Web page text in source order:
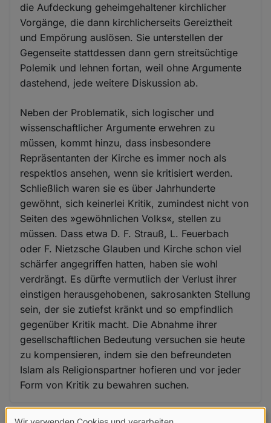
die Aufdeckung geheimgehaltener kirchlicher
Vorgänge, die dann kirchlicherseits Gereiztheit
und Empörung auslösen. Sie unterstellen der
Gegenseite stattdessen dann gern streitsüchtige
Polemik und lehnen fortan, weil ohne Argumente
dastehend, jede weitere Diskussion ab.
Neben der Problematik, sich logischer und
wissenschaftlicher Argumente erwehren zu
müssen, kommt hinzu, dass insbesondere
Repräsentanten der Kirche es immer noch als
respektlos ansehen, wenn sie kritisiert werden.
Schließlich waren sie es über Jahrhunderte
gewöhnt, sich keinerlei Kritik, zumindest nicht von
Seiten des »gewöhnlichen Volks«, stellen zu
müssen. Dass etwa D. F. Strauß, L. Feuerbach
oder F. Nietzsche Glauben und Kirche schon viel
schärfer angegriffen hatten, haben sie wohl
verdrängt. Es dürfte vermutlich der Verlust ihrer
einstigen herausgehobenen, sakrosankten Stellung
sein, der sie zutiefst kränkt und so empfindlich
gegenüber Kritik macht. Die Abnahme ihrer
gesellschaftlichen Bedeutung versuchen sie heute
zu kompensieren, indem sie den befreundeten
Islam als Religionspartner hofieren und vor jeder
Form von Kritik zu bewahren suchen.